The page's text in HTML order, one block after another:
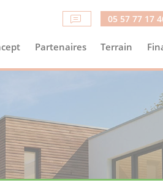
05 57 77 17
Partenaires Terrain